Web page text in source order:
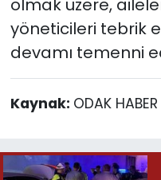
olmak üzere,
yöneticileri tebrik
devamı temenni
Kaynak: ODAK HABER